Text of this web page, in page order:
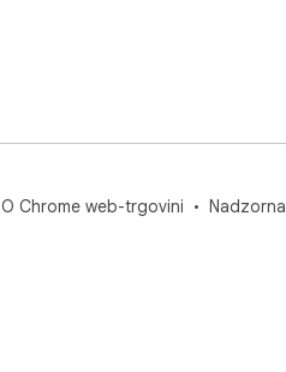
O Chrome web-trgovini